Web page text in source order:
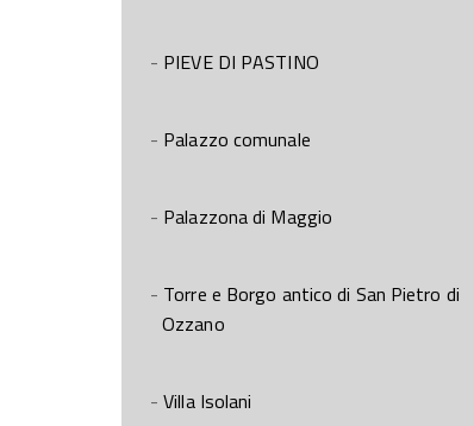
PIEVE DI PASTINO
Palazzo comunale
Palazzona di Maggio
Torre e Borgo antico di San Pietro di
Ozzano
Villa Isolani